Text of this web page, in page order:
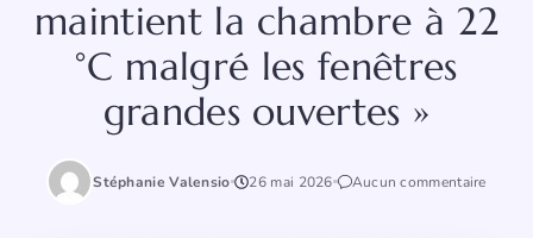
maintient la chambre à 22
°C malgré les fenêtres
grandes ouvertes »
Stéphanie Valensio 26 mai 2026 Aucun commentaire